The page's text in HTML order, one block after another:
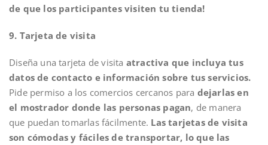
de que los participantes visiten tu tienda!
9. Tarjeta de visita
Diseña una tarjeta de visita atractiva que incluya tus
datos de contacto e información sobre tus servicios.
Pide permiso a los comercios cercanos para dejarlas en
el mostrador donde las personas pagan, de manera
que puedan tomarlas fácilmente. Las tarjetas de visita
son cómodas y fáciles de transportar, lo que las